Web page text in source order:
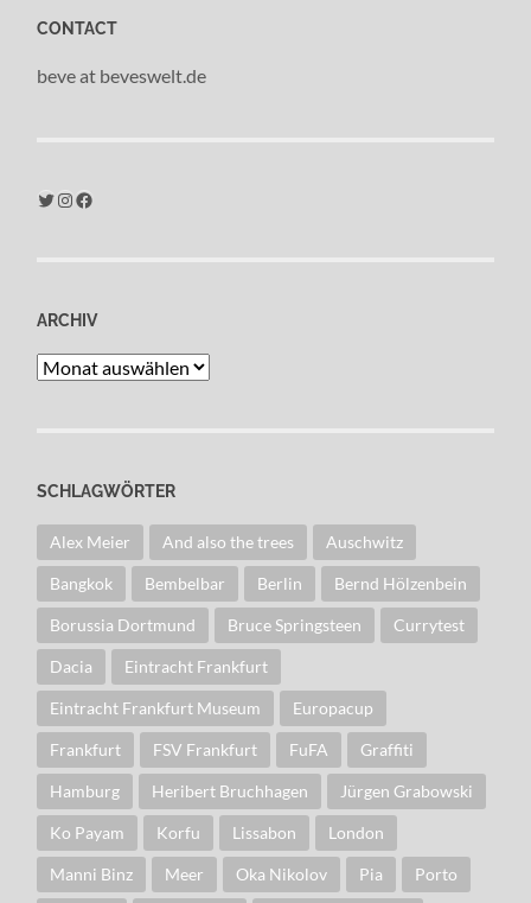
CONTACT
beve at beveswelt.de
Twitter Instagram Facebook
ARCHIV
Archiv
SCHLAGWÖRTER
Alex Meier And also the trees Auschwitz
Bangkok Bembelbar Berlin Bernd Hölzenbein
Borussia Dortmund Bruce Springsteen Currytest
Dacia Eintracht Frankfurt
Eintracht Frankfurt Museum Europacup
Frankfurt FSV Frankfurt FuFA Graffiti
Hamburg Heribert Bruchhagen Jürgen Grabowski
Ko Payam Korfu Lissabon London
Manni Binz Meer Oka Nikolov Pia Porto